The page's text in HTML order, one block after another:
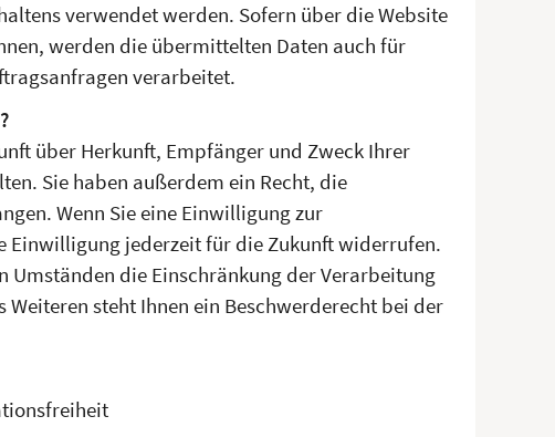
verwendet werden. Sofern über die Website
werden die übermittelten Daten auch für
verarbeitet.
über Herkunft, Empfänger und Zweck Ihrer
Sie haben außerdem ein Recht, die
Wenn Sie eine Einwilligung zur
Einwilligung jederzeit für die Zukunft widerrufen.
Umständen die Einschränkung der Verarbeitung
steht Ihnen ein Beschwerderecht bei der